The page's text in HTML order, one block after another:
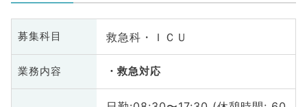
募集科目 救急科・ＩＣＵ
業務内容 救急対応